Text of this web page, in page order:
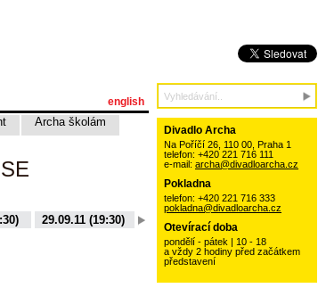
Archa školám
english
29.09.11 (19:30) 06.10.11 (19:30)
01.09.11 (19:30)
Divadlo Archa
Na Poříčí 26, 110 00, Praha 1
telefon: +420 221 716 111
e-mail: archa@divadloarcha.cz
Pokladna
telefon: +420 221 716 333
pokladna@divadloarcha.cz
Otevírací doba
pondělí - pátek | 10 - 18
a vždy 2 hodiny před začátkem
představení